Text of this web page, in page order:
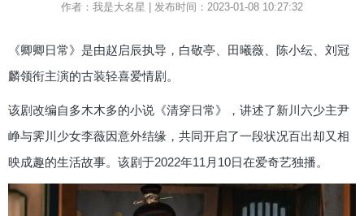
作者： 我是大名星 发布时间： 2023-01-08 10:27:32
《卿卿日常》是由赵启辰执导，白敬亭、田曦薇、陈小纭、刘冠
麟领衔主演的古装轻喜爱情剧。
该剧改编自多木木多的小说《清穿日常》，讲述了新川六少主尹
峥与霁川少女李薇因意外结缘，共同开启了一段状况百出却又相
映成趣的生活故事。该剧于2022年11月10日在爱奇艺独播。